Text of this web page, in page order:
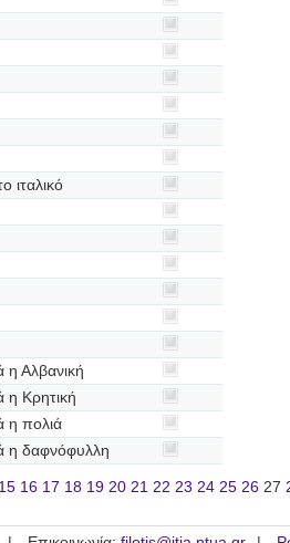
ιταλικό
η Αλβανική
η Κρητική
η πολιά
η δαφνόφυλλη
15 16 17 18 19 20 21 22 23 24 25 26 27